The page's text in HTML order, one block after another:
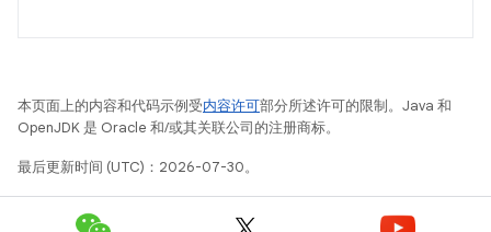
本页面上的内容和代码示例受内容许可部分所述许可的限制。Java 和
OpenJDK 是 Oracle 和/或其关联公司的注册商标。
最后更新时间 (UTC)：2026-07-30。